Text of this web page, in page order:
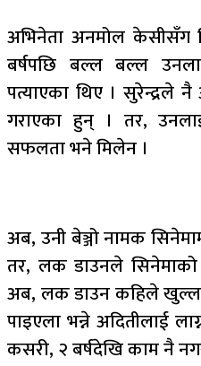
अभिनेता अनमोल केसीसँग
बर्षपछि बल्ल बल्ल
पत्याएका थिए । सुरेन्द्रले
गराएका हुन् । तर,
सफलता भने मिलेन ।
अब, उनी बेञ्जो नामक
तर, लक डाउनले
अब, लक डाउन कहिले
पाइएला भन्ने अदितीलाई
कसरी, २ बर्षदेखि काम नै